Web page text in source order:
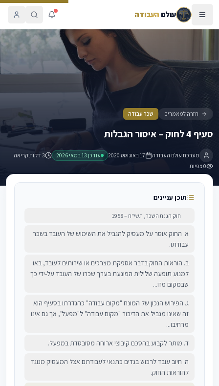
עולםהעבודה
סעיף 4 לחוק – איסור הגבלות
חזרה למאמרים שכר עבודה
סעיף 4 לחוק – איסור הגבלות
מערכת עולם העבודה 17 באוגוסט 2020 עודכן 13 במאי 2026
3 דקות קריאה
0צפיות
תוכן עניינים
חוק הגנת השכר, תשי"ח – 1958
א. החוק אוסר על מעסיק להגביל את השימוש של העובד בשכר
עבודתו.
ב. הוראות החוק בדבר אספקת מצרכים או שירותים לעובד, באו
למנוע תופעה שלילית הפוגעת בערך שכרו של העובד על-ידי כך
שבמקום מזו...
ג. הפירוש הנכון של המונח "מקום עבודה" כהגדרתו בסעיף הוא
זה שאינו מגביל את הדיבור "מקום עבודה" ל"מפעל", אך גם אינו
מרחיבו...
ד. מותר לקבוע בהסכם קיבוצי ארוחה מסובסדת במפעל.
ה. חיוב עובד לרכוש בגדים כתנאי לעבודתם אצל המעסיק מנוגד
להוראות החוק.